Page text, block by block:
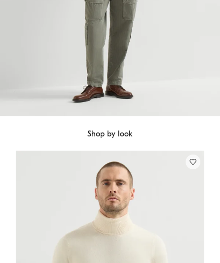
Shop by look